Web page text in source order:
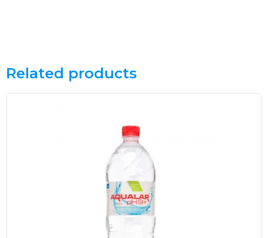
Related products